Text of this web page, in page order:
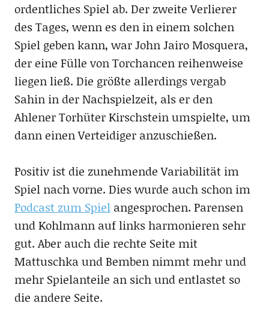
ordentliches Spiel ab. Der zweite Verlierer
des Tages, wenn es den in einem solchen
Spiel geben kann, war John Jairo Mosquera,
der eine Fülle von Torchancen reihenweise
liegen ließ. Die größte allerdings vergab
Sahin in der Nachspielzeit, als er den
Ahlener Torhüter Kirschstein umspielte, um
dann einen Verteidiger anzuschießen.
Positiv ist die zunehmende Variabilität im
Spiel nach vorne. Dies wurde auch schon im
Podcast zum Spielangesprochen. Parensen
und Kohlmann auf links harmonieren sehr
gut. Aber auch die rechte Seite mit
Mattuschka und Bemben nimmt mehr und
mehr Spielanteile an sich und entlastet so
die andere Seite.